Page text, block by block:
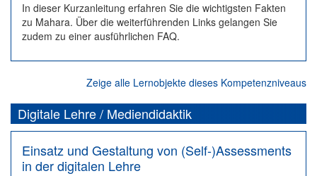
In dieser Kurzanleitung erfahren Sie die wichtigsten Fakten
zu Mahara. Über die weiterführenden Links gelangen Sie
zudem zu einer ausführlichen FAQ.
Zeige alle Lernobjekte dieses Kompetenzniveaus
Digitale Lehre / Mediendidaktik
Einsatz und Gestaltung von (Self-)Assessments
in der digitalen Lehre